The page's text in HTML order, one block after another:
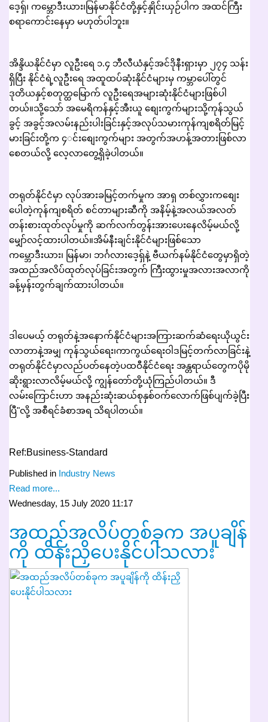
ဒေ့ရှ်၊ ကမ္ဘောဒီးယား၊မြန်မာနိုင်ငံတို့နှင့်နှိုင်းယှဉ်ပါက အထင်ကြီး
စရာကောင်းနေမှာ မဟုတ်ပါဘူး။
အိန္ဒိယနိုင်ငံမှာ လူဦးရေ ၁.၄ ဘီလီယံနှင့်အင်ဒိုနီးရှားမှာ ၂၇၄ သန်း
ရှိပြီး နိုင်ငံရဲ့လူဦးရေ အထူထပ်ဆုံးနိုင်ငံများမှ ကမ္ဘာပေါ်တွင်
ဒုတိယနှင့်စတုတ္ထမြောက် လူဦးရေအများဆုံးနိုင်ငံများဖြစ်ပါ
တယ်။သို့သော် အမေရိကန်နှင့်အီးယူ စျေးကွက်များသို့ကုန်သွယ်
ခွင့် အခွင့်အလမ်းနည်းပါးခြင်းနှင့်အလုပ်သမားကုန်ကျစရိတ်မြင့်
မားခြင်းတို့က ၄◌င်းစျေးကွက်များ အတွက်အဟန့်အတားဖြစ်လာ
စေတယ်လို့ လေ့လာတွေ့ရှိခဲ့ပါတယ်။
တရုတ်နိုင်ငံမှာ လုပ်အားခမြင့်တက်မှုက အာရှ တစ်လွှားကစျေး
ပေါတဲ့ကုန်ကျစရိတ် စင်တာများဆီကို အနိမ့်နဲ့အလယ်အလတ်
တန်းစားထုတ်လုပ်မှုကို ဆက်လက်တွန်းအားပေးနေလိမ့်မယ်လို့
မျှော်လင့်ထားပါတယ်။အိမ်နီးချင်းနိုင်ငံများဖြစ်သော
ကမ္ဘောဒီးယား၊ မြန်မာ၊ ဘင်္ဂလားဒေ့ရှ်နဲ့ ဗီယက်နမ်နိုင်ငံတွေမှာရှိတဲ့
အထည်အလိပ်ထုတ်လုပ်ခြင်းအတွက် ကြီးထွားမှုအလားအလာကို
ခန့်မှန်းတွက်ချက်ထားပါတယ်။
ဒါပေမယ့် တရုတ်နဲ့အနောက်နိုင်ငံများအကြားဆက်ဆံရေးယိုယွင်း
လာတာနဲ့အမျှ ကုန်သွယ်ရေး၊ကာကွယ်ရေးဝါဒမြင့်တက်လာခြင်းနဲ့
တရုတ်နိုင်ငံမှာလည်ပတ်နေတဲ့ပထဝီနိုင်ငံရေး အန္တရာယ်တွေကပိုမို
ဆိုးရွားလာလိမ့်မယ်လို့ ကျွန်တော်တို့ယုံကြည်ပါတယ်။ ဒီ
လမ်းကြောင်းဟာ အနည်းဆုံးဆယ်စုနှစ်ဝက်လောက်ဖြစ်ပျက်ခဲ့ပြီး
ပြီ"လို့ အစီရင်ခံစာအရ သိရပါတယ်။
Ref:Business-Standard
Published in Industry News
Read more...
Wednesday, 15 July 2020 11:17
အထည်အလိပ်တစ်ခုက အပူချိန်
ကို ထိန်းညှိပေးနိုင်ပါသလား